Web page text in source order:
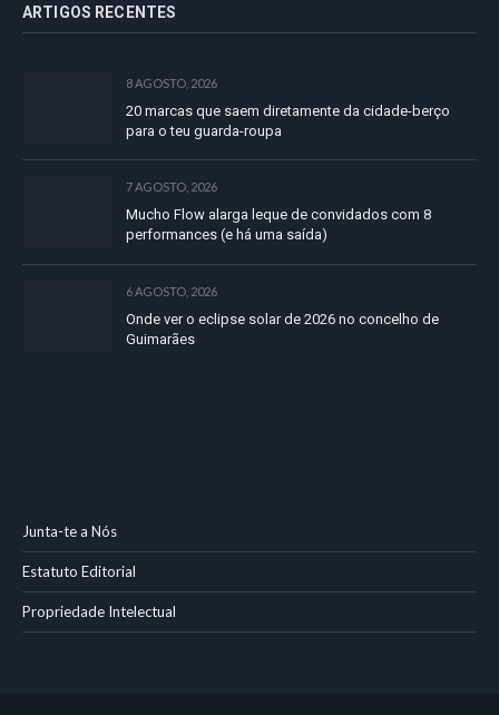
ARTIGOS RECENTES
8 AGOSTO, 2026
20 marcas que saem diretamente da cidade-berço
para o teu guarda-roupa
7 AGOSTO, 2026
Mucho Flow alarga leque de convidados com 8
performances (e há uma saída)
6 AGOSTO, 2026
Onde ver o eclipse solar de 2026 no concelho de
Guimarães
Junta-te a Nós
Estatuto Editorial
Propriedade Intelectual